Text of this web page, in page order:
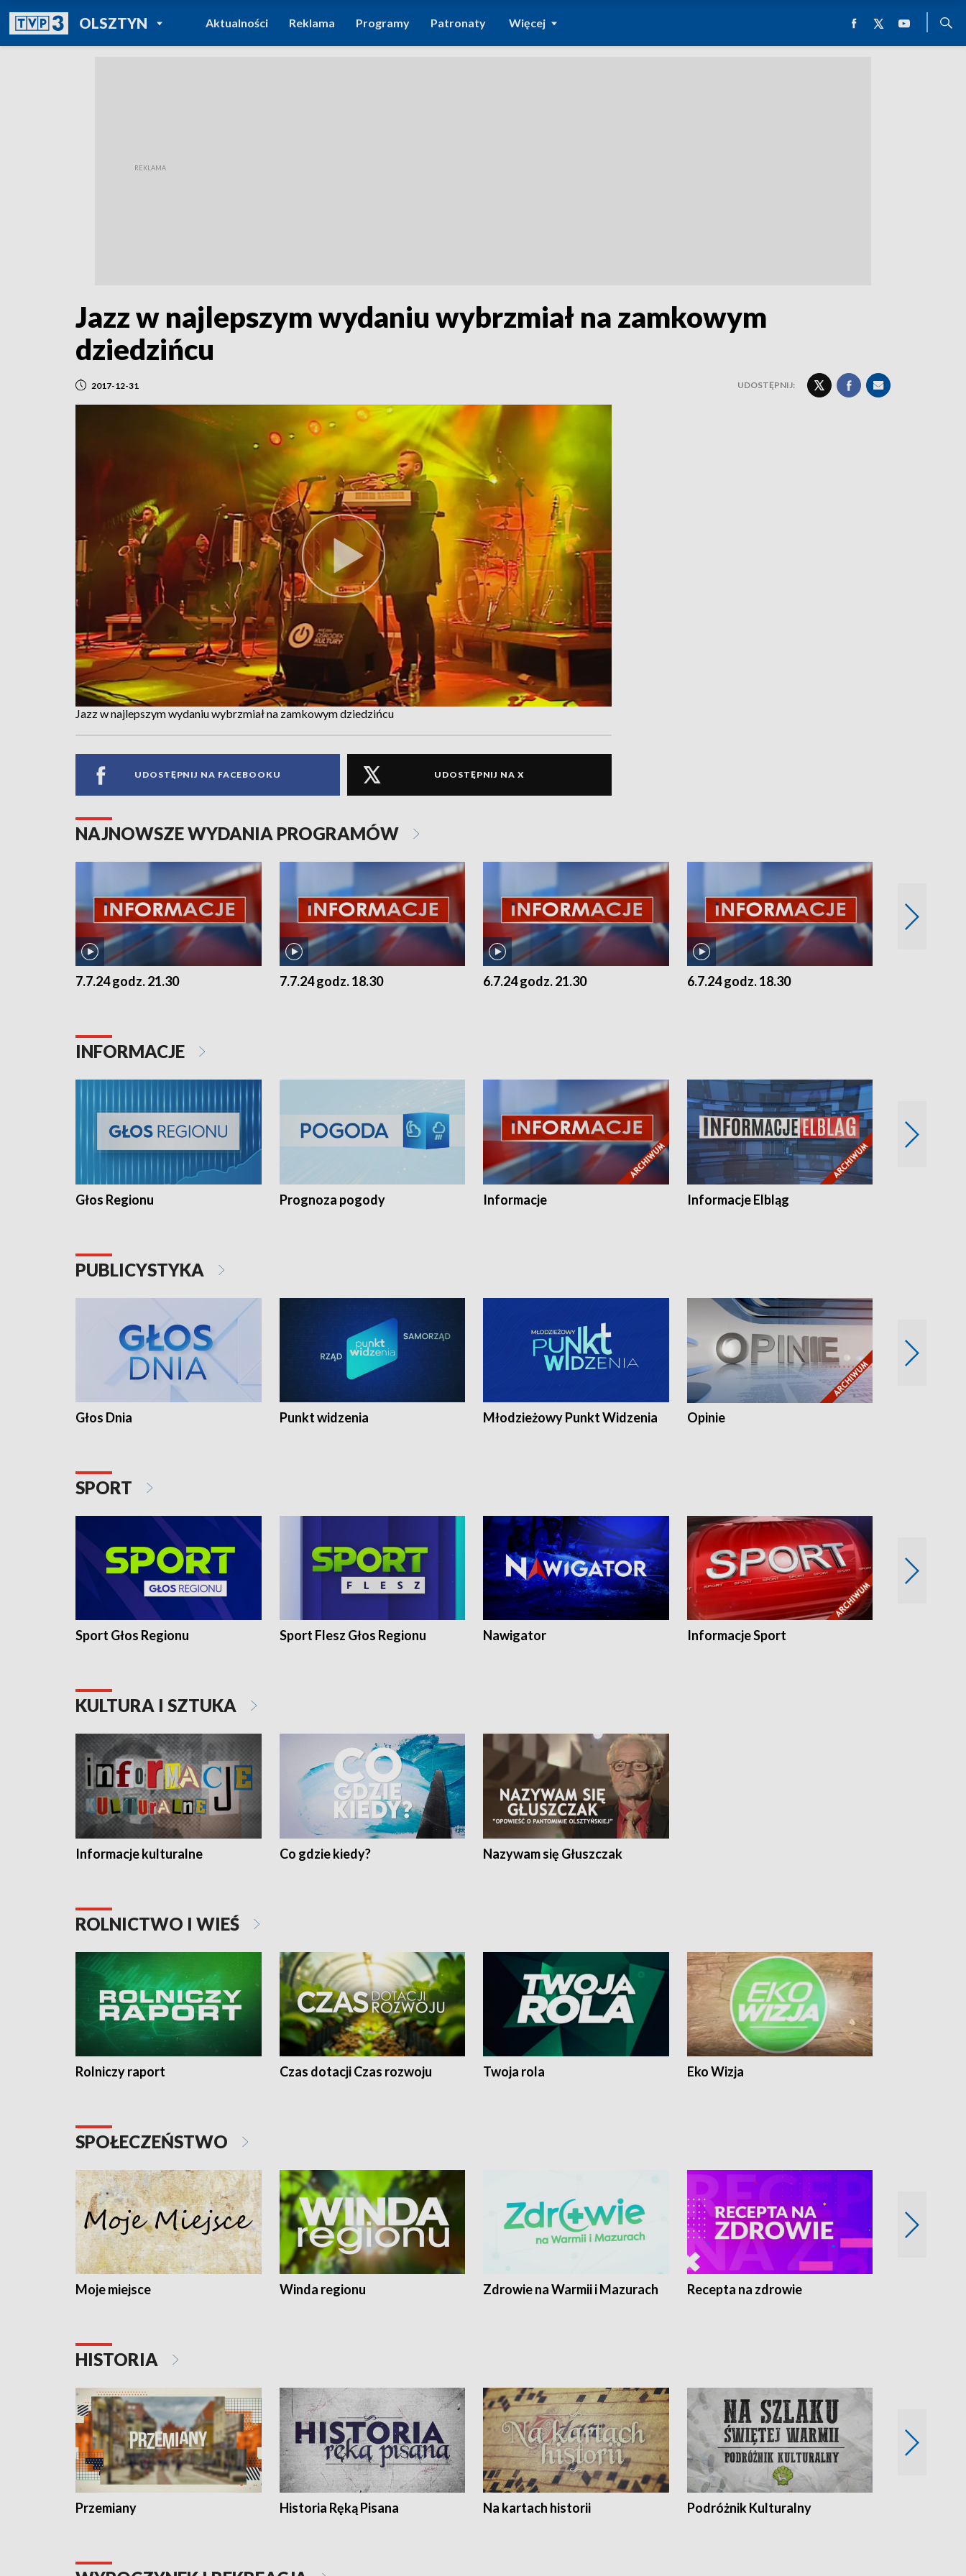
OLSZTYNPOWRÓT DO
TVP REGIONY
Aktualności Reklama Programy Patronaty Więcej
Jazz w najlepszym wydaniu wybrzmiał na zamkowym
dziedzińcu
2017-12-31 UDOSTĘPNIJ:
Jazz w najlepszym wydaniu wybrzmiał na zamkowym dziedzińcu
UDOSTĘPNIJ NA FACEBOOKU UDOSTĘPNIJ NA X
NAJNOWSZE WYDANIA PROGRAMÓW
7.7.24 godz. 21.30 7.7.24 godz. 18.30 6.7.24 godz. 21.30 6.7.24 godz. 18.30
INFORMACJE
Głos Regionu Prognoza pogody Informacje Informacje Elbląg
PUBLICYSTYKA
Głos Dnia Punkt widzenia Młodzieżowy Punkt Widzenia Opinie
SPORT
Sport Głos Regionu Sport Flesz Głos Regionu Nawigator Informacje Sport
KULTURA I SZTUKA
Informacje kulturalne Co gdzie kiedy? Nazywam się Głuszczak
ROLNICTWO I WIEŚ
Rolniczy raport Czas dotacji Czas rozwoju Twoja rola Eko Wizja
SPOŁECZEŃSTWO
Moje miejsce Winda regionu Zdrowie na Warmii i Mazurach Recepta na zdrowie
HISTORIA
Przemiany Historia Ręką Pisana Na kartach historii Podróżnik Kulturalny